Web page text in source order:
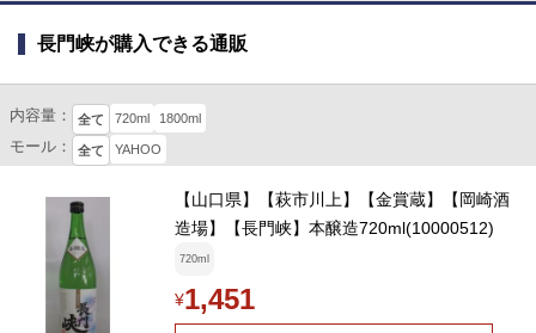
長門峡が購入できる通販
内容量： 全て 720ml 1800ml
モール： 全て YAHOO
【山口県】【萩市川上】【金賞蔵】【岡崎酒
造場】【長門峡】本醸造720ml(10000512)
720ml
¥1,451